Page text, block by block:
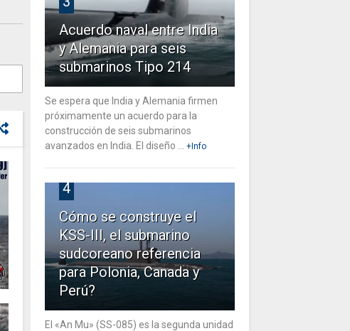
Acuerdo naval entre India
y Alemania para seis
submarinos Tipo 214
Se espera que India y Alemania firmen
próximamente un acuerdo para la
construcción de seis submarinos
avanzados en India. El diseño ...
+Info
4
Cómo se construye el
KSS-III, el submarino
sudcoreano referencia
para Polonia, Canada y
Perú?
El «An Mu» (SS-085) es la segunda unidad